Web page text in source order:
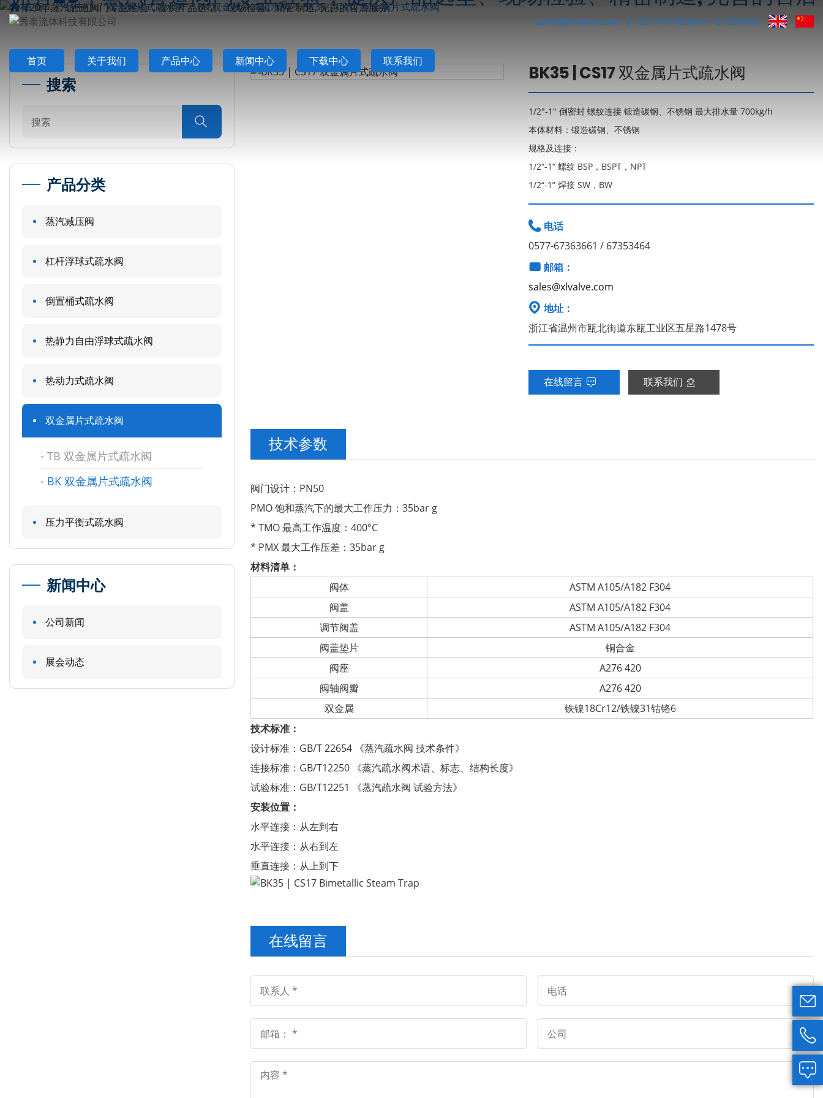
sales@xlvalve.com 0577-67363661 / 67353464
首页 关于我们 产品中心 新闻中心 下载中心 联系我们
首页 产品中心 双金属片式疏水阀 BK 双金属片式疏水阀 BK35 | CS17 双金属片式疏水阀
搜索

产品分类
蒸汽减压阀
杠杆浮球式疏水阀
倒置桶式疏水阀
热静力自由浮球式疏水阀
热动力式疏水阀
双金属片式疏水阀
TB 双金属片式疏水阀
BK 双金属片式疏水阀
压力平衡式疏水阀
新闻中心
公司新闻
展会动态
BK35 | CS17 双金属片式疏水阀
1/2"-1" 倒密封 螺纹连接 锻造碳钢、不锈钢 最大排水量 700kg/h
本体材料：锻造碳钢、不锈钢
规格及连接：
1/2“-1” 螺纹 BSP，BSPT，NPT
1/2“-1” 焊接 SW，BW
 电话
0577-67363661 / 67353464
 邮箱：
sales@xlvalve.com
 地址：
浙江省温州市瓯北街道东瓯工业区五星路1478号
在线留言  联系我们 
技术参数
阀门设计：PN50
PMO 饱和蒸汽下的最大工作压力：35bar g
* TMO 最高工作温度：400°C
* PMX 最大工作压差：35bar g
材料清单：
阀体
ASTM A105/A182 F304
阀盖
ASTM A105/A182 F304
调节阀盖
ASTM A105/A182 F304
阀盖垫片
铜合金
阀座
A276 420
阀轴阀瓣
A276 420
双金属
铁镍18Cr12/铁镍31钴铬6
技术标准：
设计标准：GB/T 22654 《蒸汽疏水阀 技术条件》
连接标准：GB/T12250 《蒸汽疏水阀术语、标志、结构长度》
试验标准：GB/T12251 《蒸汽疏水阀 试验方法》
安装位置：
水平连接：从左到右
水平连接：从右到左
垂直连接：从上到下
在线留言


